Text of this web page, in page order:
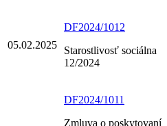
05.02.2025
DF2024/1012
Starostlivosť sociálna
12/2024
DF2024/1011
Zmluva o poskytovaní